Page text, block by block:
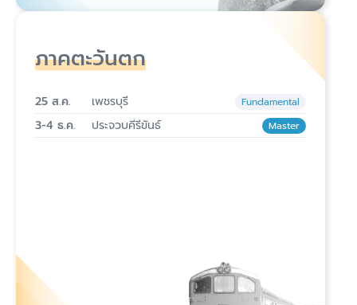
ภาคตะวันตก
25 ส.ค. เพชรบุรี Fundamental
3-4 ธ.ค. ประจวบคีรีขันธ์ Master